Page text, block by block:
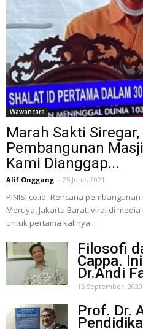
Wawancara
Marah Sakti
Pembangunan
Kami Dianggap...
Alif Onggang - 25 June, 2021
PINISI.co.id- Rencana
Meruya, Jakarta Barat, viral di
untuk pertama kalinya...
Filosofi
Cappa.
Dr.Andi
16 September, 2020
Prof. Dr.